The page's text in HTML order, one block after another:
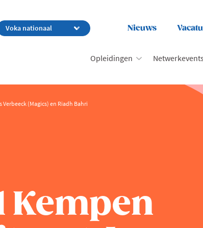
Nieuws
Opleidingen Netwerkevents
(Magics) en Riadh Bahri
Kempen